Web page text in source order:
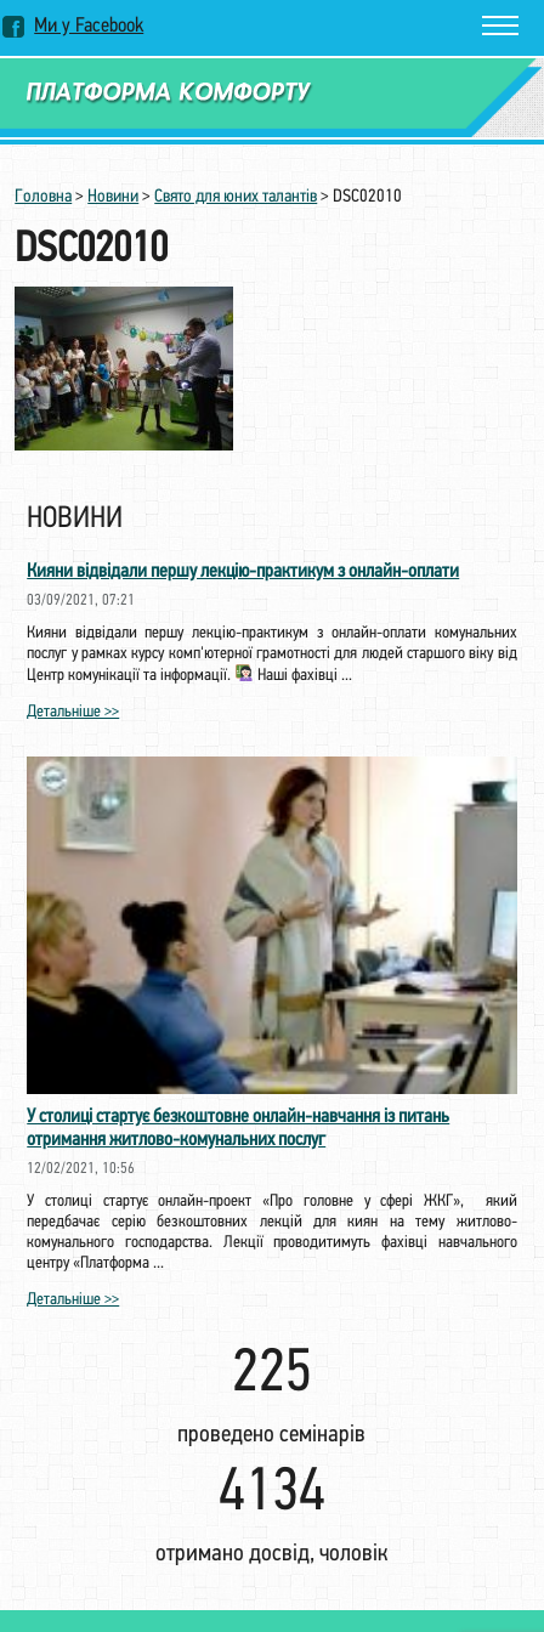
Ми у Facebook
Замовити дзвінок
Головна > Новини >Cвято для юних талантів > DSC02010
DSC02010
НОВИНИ
Кияни відвідали першу лекцію-практикум з онлайн-оплати
03/09/2021, 07:21
Кияни відвідали першу лекцію-практикум з онлайн-оплати комунальних
послуг у рамках курсу комп'ютерної грамотності для людей старшого віку від
Центр комунікації та інформації.
Наші фахівці ...
Детальніше >>
У столиці стартує безкоштовне онлайн-навчання із питань
отримання житлово-комунальних послуг
12/02/2021, 10:56
У столиці стартує онлайн-проект «Про головне у сфері ЖКГ», який
передбачає серію безкоштовних лекцій для киян на тему житлово-
комунального господарства. Лекції проводитимуть фахівці навчального
центру «Платформа ...
Детальніше >>
225
проведено семінарів
4336
отримано досвід, чоловік